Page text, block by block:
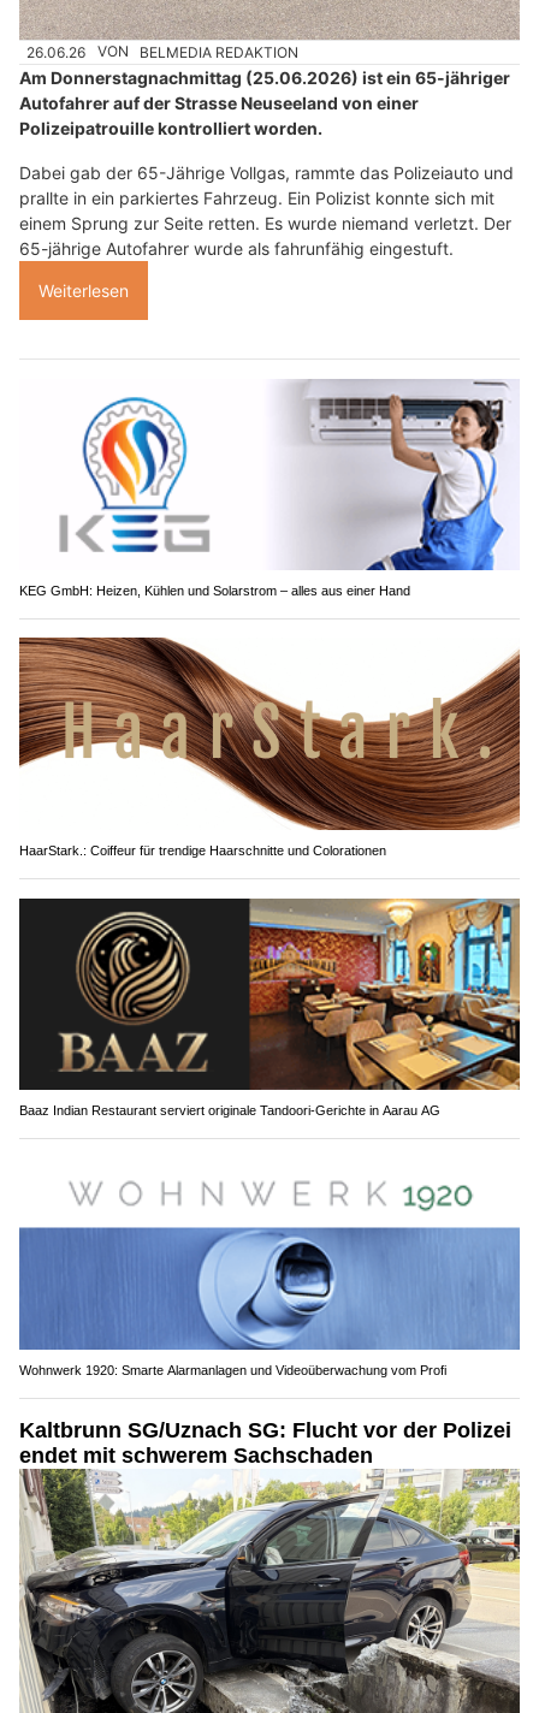
26.06.26 VON BELMEDIA REDAKTION
Am Donnerstagnachmittag (25.06.2026) ist ein 65-jähriger
Autofahrer auf der Strasse Neuseeland von einer
Polizeipatrouille kontrolliert worden.
Dabei gab der 65-Jährige Vollgas, rammte das Polizeiauto und
prallte in ein parkiertes Fahrzeug. Ein Polizist konnte sich mit
einem Sprung zur Seite retten. Es wurde niemand verletzt. Der
65-jährige Autofahrer wurde als fahrunfähig eingestuft.
Weiterlesen
KEG GmbH: Heizen, Kühlen und Solarstrom – alles aus einer Hand
HaarStark.: Coiffeur für trendige Haarschnitte und Colorationen
Baaz Indian Restaurant serviert originale Tandoori-Gerichte in Aarau AG
Wohnwerk 1920: Smarte Alarmanlagen und Videoüberwachung vom Profi
Kaltbrunn SG/Uznach SG: Flucht vor der Polizei
endet mit schwerem Sachschaden